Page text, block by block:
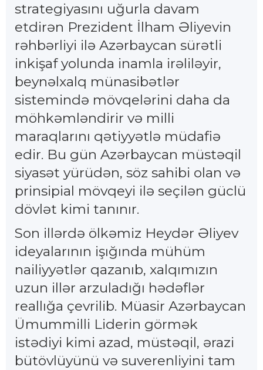
strategiyasını uğurla davam
etdirən Prezident İlham Əliyevin
rəhbərliyi ilə Azərbaycan sürətli
inkişaf yolunda inamla irəliləyir,
beynəlxalq münasibətlər
sistemində mövqelərini daha da
möhkəmləndirir və milli
maraqlarını qətiyyətlə müdafiə
edir. Bu gün Azərbaycan müstəqil
siyasət yürüdən, söz sahibi olan və
prinsipial mövqeyi ilə seçilən güclü
dövlət kimi tanınır.
Son illərdə ölkəmiz Heydər Əliyev
ideyalarının işığında mühüm
nailiyyətlər qazanıb, xalqımızın
uzun illər arzuladığı hədəflər
reallığa çevrilib. Müasir Azərbaycan
Ümummilli Liderin görmək
istədiyi kimi azad, müstəqil, ərazi
bütövlüyünü və suverenliyini tam